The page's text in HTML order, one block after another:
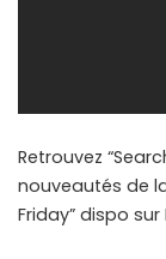
Retrouvez
nouveautés de
Friday” dispo